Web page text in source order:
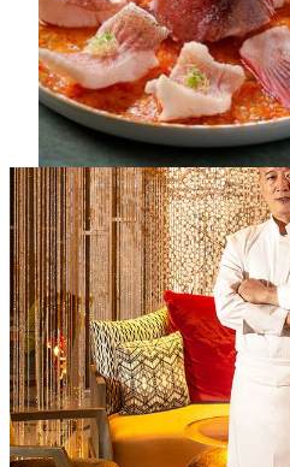
ปลาเก๋านึ่งราดด้วยซอสน้ำมัน
ความเผ็ดสดใสและเป็นชั้น สะ
เสฉวนในฤดูร้อนได้อย่างถ่อง
เมนู
ผู้ช่วยหัวหน้าเชฟบริหารแห่ง
หยาง เติงเฉวียน
รองหัวหน้าเชฟบริหาร Yang
อาหารคฤหาสน์เฉิงตูแบบดั้งเดิม
Foot Road ตั้งแต่เปิดทำการ ด้วย
มากว่า 40 ปี เชฟ Yang นำความ